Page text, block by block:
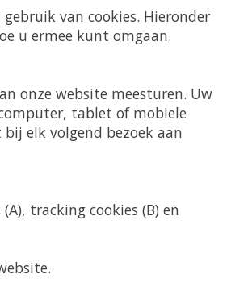
van cookies. Hieronder
u ermee kunt omgaan.
onze website meesturen. Uw
tablet of mobiele
elk volgend bezoek aan
tracking cookies (B) en